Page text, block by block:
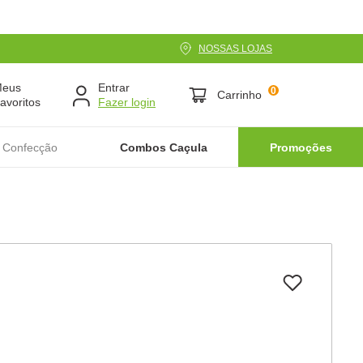
NOSSAS LOJAS
Entrar
Carrinho 0
Combos Caçula Promoções